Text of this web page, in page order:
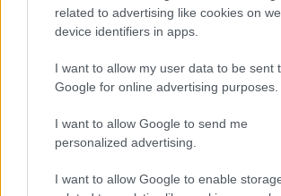
related to advertising like cookies on
device identifiers in apps.
I want to allow my user data to be sent
Google for online advertising purposes.
I want to allow Google to send me
personalized advertising.
I want to allow Google to enable
Orvos figyelmeztet: ezt az apró
söpörd a szőnyeg alá